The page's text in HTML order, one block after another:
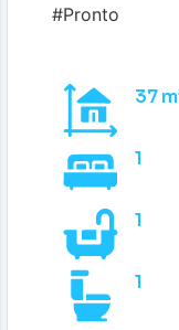
#Pronto
37
1
1
1